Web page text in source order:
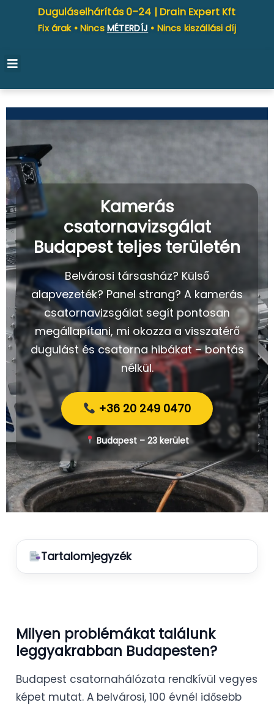
Duguláselhárítás 0–24 | Drain Expert Kft
Fix árak • Nincs MÉTERDÍJ • Nincs kiszállási díj
Kamerás
csatornavizsgálat
Budapest teljes területén
Belvárosi társasház? Külső
alapvezeték? Panel strang? A kamerás
csatornavizsgálat segít pontosan
megállapítani, mi okozza a visszatérő
dugulást és csatorna hibákat – bontás
nélkül.
+36 20 249 0470
Budapest – 23 kerület
Tartalomjegyzék
Milyen problémákat találunk
leggyakrabban Budapesten?
Budapest csatornahálózata rendkívül vegyes
képet mutat. A belvárosi, 100 évnél idősebb